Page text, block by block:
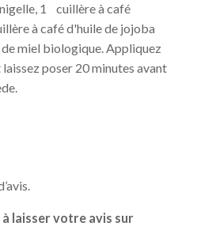
1 cuillère à café
à café d'huile de jojoba
miel biologique. Appliquez
poser 20 minutes avant
laisser votre avis sur